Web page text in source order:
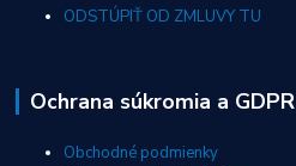
ODSTÚPIŤ OD ZMLUVY TU
Ochrana súkromia a GDPR
Obchodné podmienky